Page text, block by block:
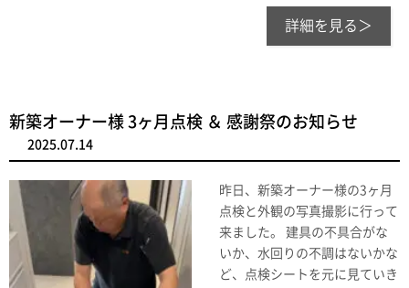
詳細を見る＞
新築オーナー様 3ヶ月点検 ＆ 感謝祭のお知らせ
2025.07.14
昨日、新築オーナー様の3ヶ月
点検と外観の写真撮影に行って
来ました。 建具の不具合がな
いか、水回りの不調はないかな
ど、点検シートを元に見ていき